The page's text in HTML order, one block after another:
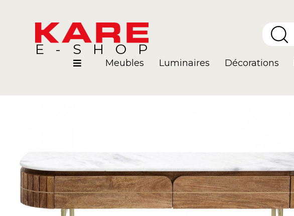
E-SHOP
Meubles Luminaires Décorations